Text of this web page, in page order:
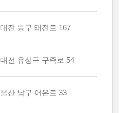
대전 동구 태전로 167
대전 유성구 구즉로 54
울산 남구 어은로 33